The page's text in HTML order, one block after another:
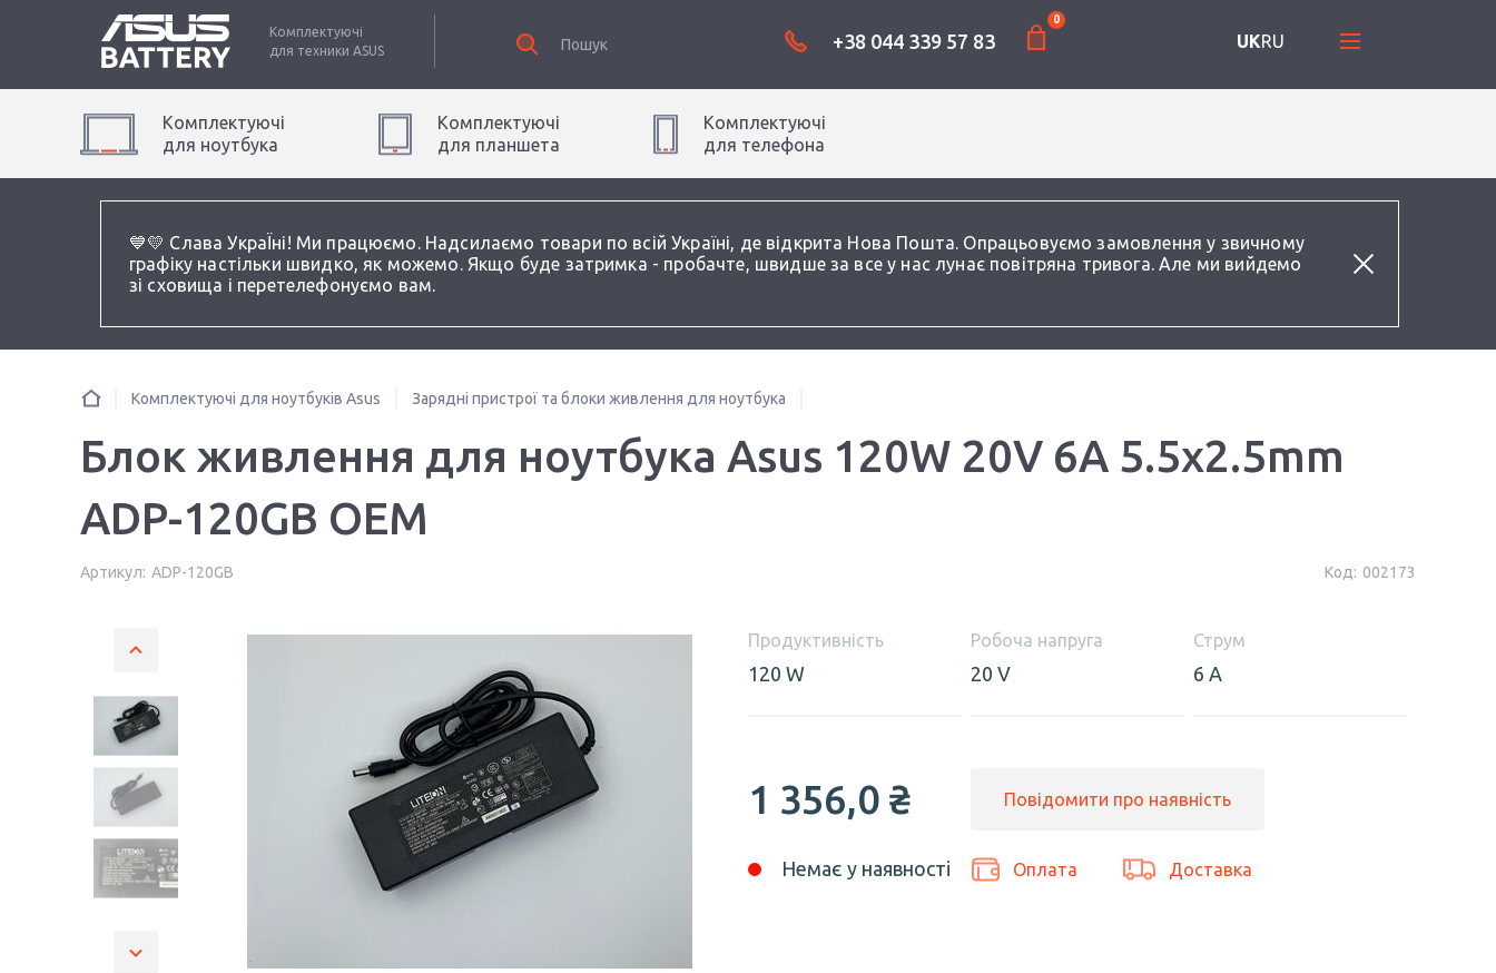
💙💛 Слава УкраЇні! Ми працюємо. Надсилаємо товари по всій Україні, де відкрита Нова Пошта. Опрацьовуємо замовлення у звичному
графіку настільки швидко, як можемо. Якщо буде затримка - пробачте, швидше за все у нас лунає повітряна тривога. Але ми вийдемо
зі сховища і перетелефонуємо вам.
Комплектуючі
для техники ASUS +38 044 339 57 83
0
UKRU
Комплектуючі
для ноутбука
Комплектуючі
для планшета
Комплектуючі
для телефона
Комплектуючі для ноутбуків Asus Зарядні пристрої та блоки живлення для ноутбука
Блок живлення для ноутбука Asus 120W 20V 6A 5.5x2.5mm
ADP-120GB OEM
Артикул: ADP-120GB Код: 002173
Продуктивність
120 W
Робоча напруга
20 V
Струм
6 А
1 356,0 ₴
Немає у наявності
Повідомити про наявність
Оплата Доставка